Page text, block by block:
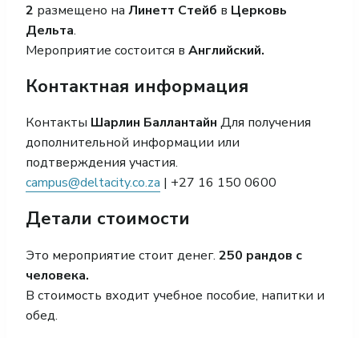
2 размещено на Линетт Стейб в Церковь
Дельта.
Мероприятие состоится в Английский.
Контактная информация
Контакты Шарлин Баллантайн Для получения
дополнительной информации или
подтверждения участия.
campus@deltacity.co.za | +27 16 150 0600
Детали стоимости
Это мероприятие стоит денег. 250 рандов с
человека.
В стоимость входит учебное пособие, напитки и
обед.